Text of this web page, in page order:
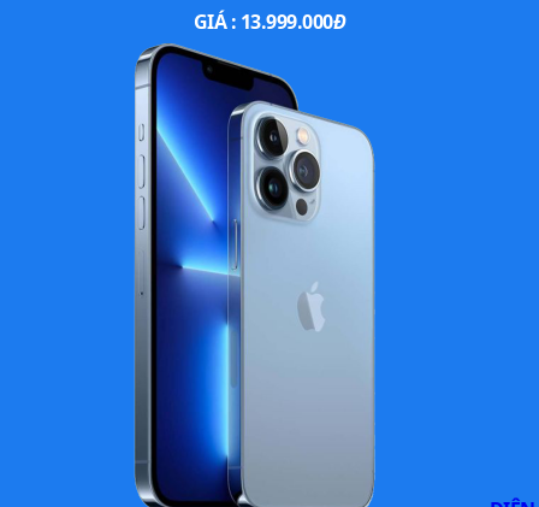
Chip
RAM
ROM
Đánh giá iPhone Air: Mẫu iPhone mỏng nhất từ
Apple đã giới thiệu iPhone Air, mẫu điện thoại thay thế dòng
“Plus” trong năm 2025, định vị giữa iPhone 17 và iPhone 17
GIÁ : 13.999.000Đ